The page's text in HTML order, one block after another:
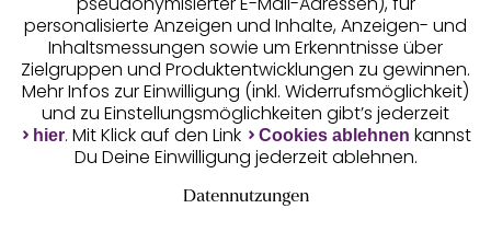
Geprüfte Sicherheit
Unsere Apps
personalisierte Anzeigen und Inhalte, Anzeigen- und
Inhaltsmessungen sowie um Erkenntnisse über
Zielgruppen und Produktentwicklungen zu gewinnen.
Mehr Infos zur Einwilligung (inkl. Widerrufsmöglichkeit)
und zu Einstellungsmöglichkeiten gibt’s jederzeit
hier. Mit Klick auf den Link Cookies ablehnen kannst
Du Deine Einwilligung jederzeit ablehnen.
Datennutzungen